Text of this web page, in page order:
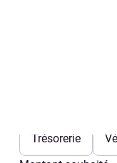
Trésorerie